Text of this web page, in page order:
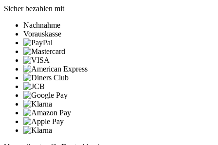
Sicher bezahlen mit
Nachnahme
Vorauskasse